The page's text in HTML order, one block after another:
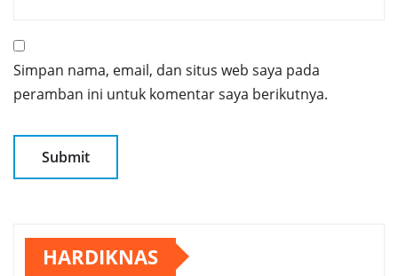
Simpan nama, email, dan situs web saya pada
peramban ini untuk komentar saya berikutnya.
HARDIKNAS